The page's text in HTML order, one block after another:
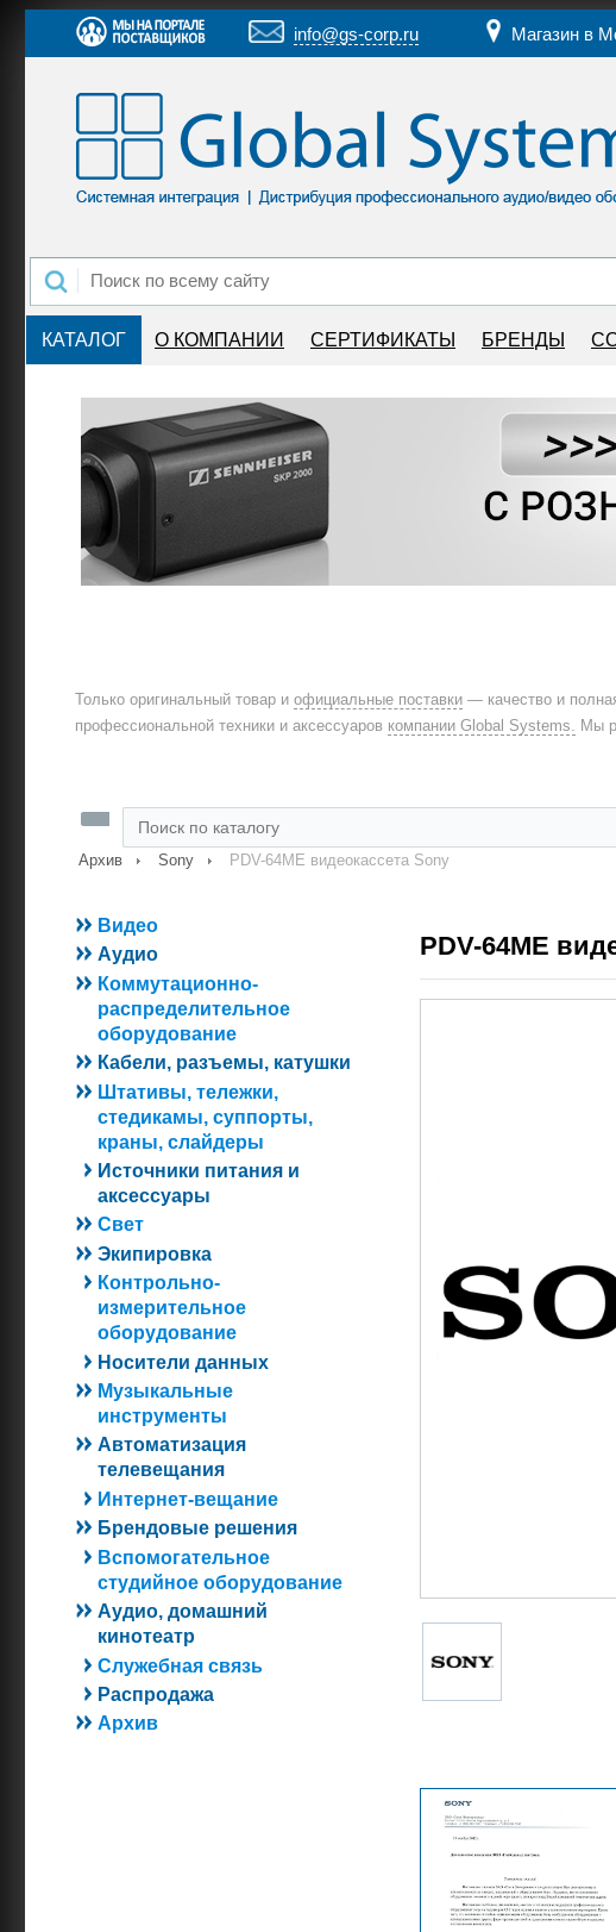
info@gs-corp.ru Магазин в
КАТАЛОГ О КОМПАНИИ СЕРТИФИКАТЫ БРЕНДЫ
Только оригинальный товар и официальные поставки — качество и
профессиональной техники и аксессуаров компании Global Systems. Мы
Архив Sony PDV-64ME видеокассета Sony
Видео
Аудио
Коммутационно-
распределительное
оборудование
Кабели, разъемы, катушки
Штативы, тележки,
стедикамы, суппорты,
краны, слайдеры
Источники питания и
аксессуары
Свет
Экипировка
Контрольно-
измерительное
оборудование
Носители данных
Музыкальные
инструменты
Автоматизация
телевещания
Интернет-вещание
Брендовые решения
Вспомогательное
студийное оборудование
Аудио, домашний
кинотеатр
Служебная связь
Распродажа
Архив
PDV-64ME